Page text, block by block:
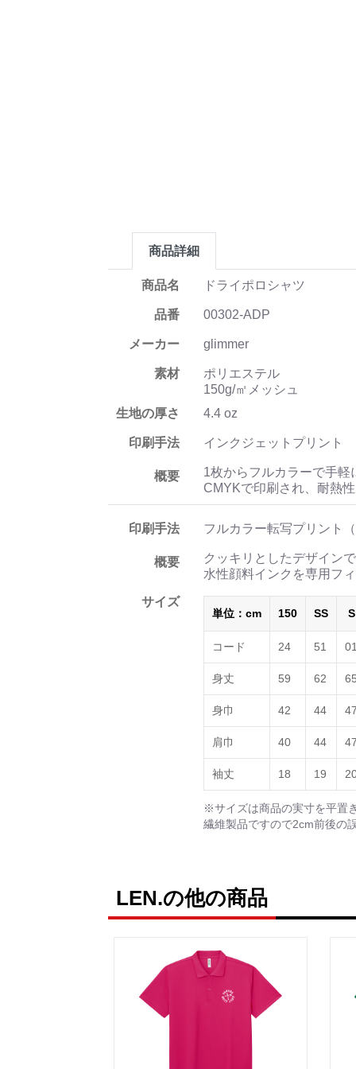
商品詳細
商品名 ドライポロシャツ
品番 00302-ADP
メーカー glimmer
素材
ポリエステル
150g/㎡メッシュ
生地の厚さ
4.4 oz
印刷手法 インクジェットプリント
概要
1枚からフルカラーで手
CMYKで印刷され、耐熱
印刷手法 フルカラー転写プリント
概要
クッキリとしたデザイン
水性顔料インクを専用フ
サイズ
単位：cm 150 SS S
コード 24 51
身丈 59 62
身巾 42 44
肩巾 40 44
袖丈 18 19
※サイズは商品の実寸を平置
繊維製品ですので2cm前後の
LEN.の他の商品